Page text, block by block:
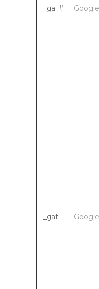
_ga_# Google
_gat Google